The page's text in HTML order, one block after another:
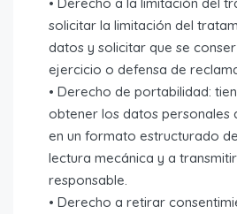
solicitar la limitación del
datos y solicitar que se
ejercicio o defensa de
• Derecho de portabilidad:
obtener los datos personales
en un formato estructurado
lectura mecánica y a
responsable.
• Derecho a retirar